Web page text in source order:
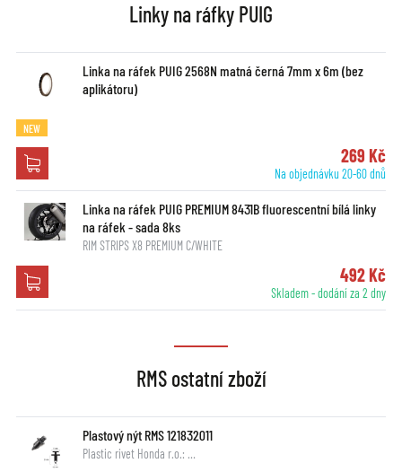
Linky na ráfky PUIG
Linka na ráfek PUIG 2568N matná černá 7mm x 6m (bez
aplikátoru)
NEW
269 Kč
Na objednávku 20-60 dnů
Linka na ráfek PUIG PREMIUM 8431B fluorescentní bílá linky
na ráfek - sada 8ks
RIM STRIPS X8 PREMIUM C/WHITE
492 Kč
Skladem - dodání za 2 dny
RMS ostatní zboží
Plastový nýt RMS 121832011
Plastic rivet Honda r.o.: …